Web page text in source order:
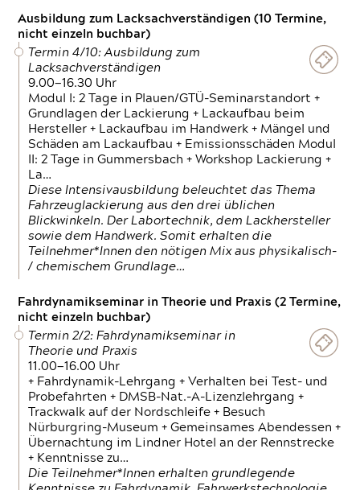
Ausbildung zum Lacksachverständigen (10 Termine,
nicht einzeln buchbar)
Termin 4/10: Ausbildung zum
Lacksachverständigen
9.00—16.30 Uhr
Modul I: 2 Tage in Plauen/GTÜ-Seminarstandort +
Grundlagen der Lackierung + Lackaufbau beim
Hersteller + Lackaufbau im Handwerk + Mängel und
Schäden am Lackaufbau + Emissionsschäden Modul
II: 2 Tage in Gummersbach + Workshop Lackierung +
La…
Diese Intensivausbildung beleuchtet das Thema
Fahrzeuglackierung aus den drei üblichen
Blickwinkeln. Der Labortechnik, dem Lackhersteller
sowie dem Handwerk. Somit erhalten die
Teilnehmer*Innen den nötigen Mix aus physikalisch-
/ chemischem Grundlage…
Fahrdynamikseminar in Theorie und Praxis (2 Termine,
nicht einzeln buchbar)
Termin 2/2: Fahrdynamikseminar in
Theorie und Praxis
11.00—16.00 Uhr
+ Fahrdynamik-Lehrgang + Verhalten bei Test- und
Probefahrten + DMSB-Nat.-A-Lizenzlehrgang +
Trackwalk auf der Nordschleife + Besuch
Nürburgring-Museum + Gemeinsames Abendessen +
Übernachtung im Lindner Hotel an der Rennstrecke
+ Kenntnisse zu…
Die Teilnehmer*Innen erhalten grundlegende